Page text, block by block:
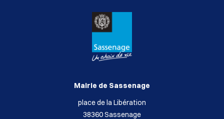
Mairie de Sassenage
place de la Libération
38360 Sassenage